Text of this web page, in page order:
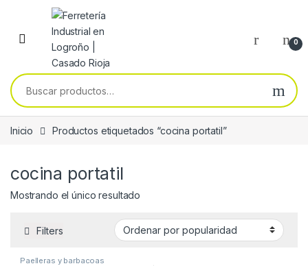
Skip to navigation
Skip to content
0
Buscar por:
Inicio Productos etiquetados “cocina portatil”
cocina portatil
Mostrando el único resultado
Filters
Paelleras y barbacoas